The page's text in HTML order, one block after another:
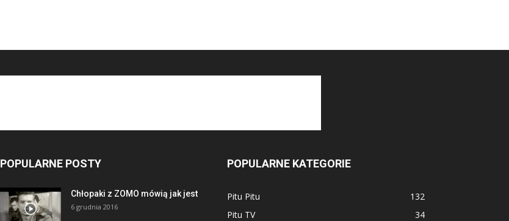
POPULARNE POSTY
Chłopaki z ZOMO mówią jak jest
6 grudnia 2016
POPULARNE KATEGORIE
Pitu Pitu
132
Pitu TV
34